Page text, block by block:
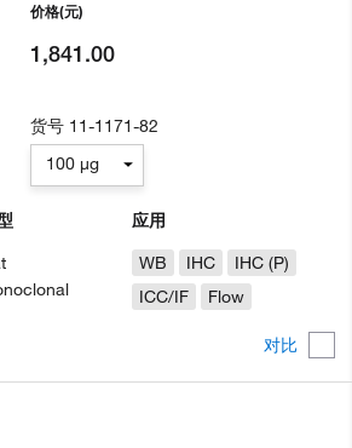
对比
应用
WB
IHC
IHC (P)
ICC/IF
Flow
价格(元)
1,841.00
货号 11-1171-82
100 µg